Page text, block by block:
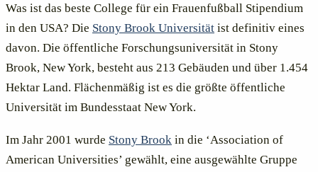
Was ist das beste College für ein Frauenfußball Stipendium
in den USA? Die Stony Brook Universität ist definitiv eines
davon. Die öffentliche Forschungsuniversität in Stony
Brook, New York, besteht aus 213 Gebäuden und über 1.454
Hektar Land. Flächenmäßig ist es die größte öffentliche
Universität im Bundesstaat New York.
Im Jahr 2001 wurde Stony Brook in die ‘Association of
American Universities’ gewählt, eine ausgewählte Gruppe